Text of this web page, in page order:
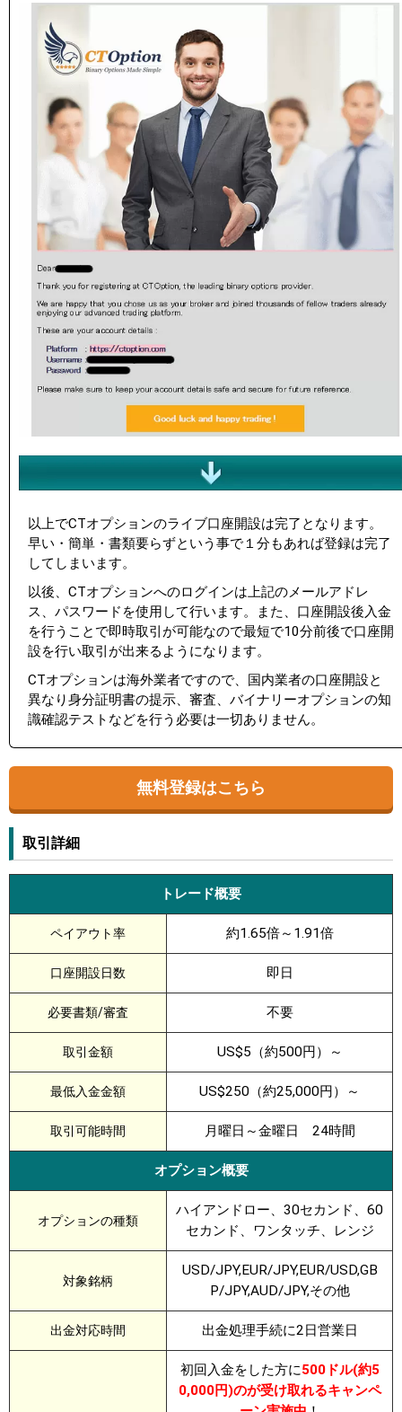
以上でCTオプションのライブ口座開設は完了となります。
早い・簡単・書類要らずという事で１分もあれば登録は完了
してしまいます。
以後、CTオプションへのログインは上記のメールアドレ
ス、パスワードを使用して行います。また、口座開設後入金
を行うことで即時取引が可能なので最短で10分前後で口座開
設を行い取引が出来るようになります。
CTオプションは海外業者ですので、国内業者の口座開設と
異なり身分証明書の提示、審査、バイナリーオプションの知
識確認テストなどを行う必要は一切ありません。
無料登録はこちら
取引詳細
トレード概要
ペイアウト率 約1.65倍～1.91倍
口座開設日数 即日
必要書類/審査 不要
取引金額 US$5（約500円）～
最低入金金額 US$250（約25,000円）～
取引可能時間 月曜日～金曜日 24時間
オプション概要
オプションの種類
ハイアンドロー、30セカンド、60
セカンド、ワンタッチ、レンジ
対象銘柄
USD/JPY,EUR/JPY,EUR/USD,GB
P/JPY,AUD/JPY,その他
出金対応時間 出金処理手続に2日営業日
初回入金をした方に500ドル(約5
0,000円)のが受け取れるキャンペ